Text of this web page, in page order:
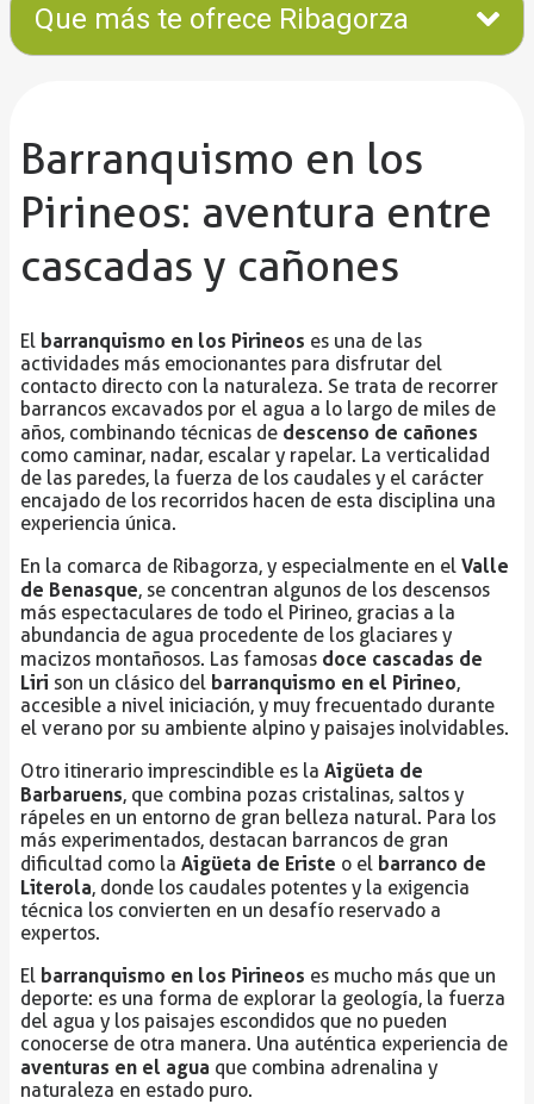
Que más te ofrece Ribagorza
Barranquismo en los
Pirineos: aventura entre
cascadas y cañones
El barranquismo en los Pirineos es una de las
actividades más emocionantes para disfrutar del
contacto directo con la naturaleza. Se trata de recorrer
barrancos excavados por el agua a lo largo de miles de
años, combinando técnicas de descenso de cañones
como caminar, nadar, escalar y rapelar. La verticalidad
de las paredes, la fuerza de los caudales y el carácter
encajado de los recorridos hacen de esta disciplina una
experiencia única.
En la comarca de Ribagorza, y especialmente en el Valle
de Benasque, se concentran algunos de los descensos
más espectaculares de todo el Pirineo, gracias a la
abundancia de agua procedente de los glaciares y
macizos montañosos. Las famosas doce cascadas de
Liri son un clásico del barranquismo en el Pirineo,
accesible a nivel iniciación, y muy frecuentado durante
el verano por su ambiente alpino y paisajes inolvidables.
Otro itinerario imprescindible es la Aigüeta de
Barbaruens, que combina pozas cristalinas, saltos y
rápeles en un entorno de gran belleza natural. Para los
más experimentados, destacan barrancos de gran
dificultad como la Aigüeta de Eriste o el barranco de
Literola, donde los caudales potentes y la exigencia
técnica los convierten en un desafío reservado a
expertos.
El barranquismo en los Pirineos es mucho más que un
deporte: es una forma de explorar la geología, la fuerza
del agua y los paisajes escondidos que no pueden
conocerse de otra manera. Una auténtica experiencia de
aventuras en el agua que combina adrenalina y
naturaleza en estado puro.